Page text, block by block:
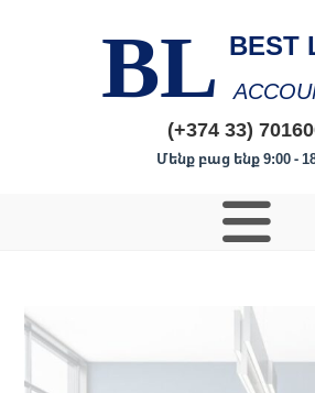
BL BEST
(+374 33)
Մենք բաց ենք 9:00 -